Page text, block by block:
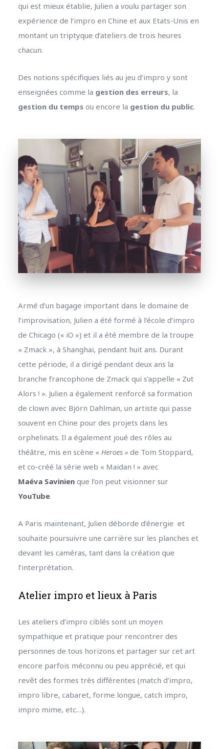
qui est mieux établie, Julien a voulu partager son
expérience de l’impro en Chine et aux Etats-Unis en
montant un triptyque d’ateliers de trois heures
chacun.
Des notions spécifiques liés au jeu d’impro y sont
enseignées comme la gestion des erreurs, la
gestion du temps ou encore la gestion du public.
Armé d’un bagage important dans le domaine de
l’improvisation, Julien a été formé à l’école d’impro
de Chicago (« iO ») et il a été membre de la troupe
« Zmack », à Shanghai, pendant huit ans. Durant
cette période, il a dirigé pendant deux ans la
branche francophone de Zmack qui s’appelle « Zut
Alors ! ». Julien a également renforcé sa formation
de clown avec Björn Dahlman, un artiste qui passe
souvent en Chine pour des projets dans les
orphelinats. Il a également joué des rôles au
théâtre, mis en scène « Heroes »de Tom Stoppard,
et co-créé la série web « Maidan ! » avec
Maéva Savinienque l’on peut visionner sur
YouTube.
A Paris maintenant, Julien déborde d’énergie et
souhaite poursuivre une carrière sur les planches et
devant les caméras, tant dans la création que
l’interprétation.
Atelier impro et lieux à Paris
Les ateliers d’impro ciblés sont un moyen
sympathique et pratique pour rencontrer des
personnes de tous horizons et partager sur cet art
encore parfois méconnu ou peu apprécié, et qui
revêt des formes très différentes (match d’impro,
impro libre, cabaret, forme longue, catch impro,
impro mime, etc…).